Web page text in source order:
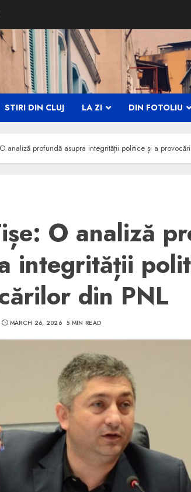
STIRI DIN CLUJ LA ZI DIN FOTOLIU
analiză profundă asupra integrității politice și a
O analiză
integrității
din PNL
MARCH 26, 2026 5 MIN READ
read
poti vizita in jurul
cand te afli intr-un
prelungit in
Comoara”?
S. MAY 31, 2023